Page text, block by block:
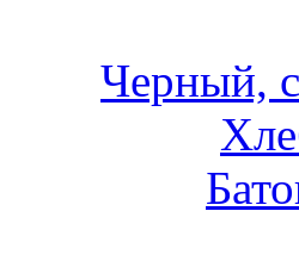
Черный,